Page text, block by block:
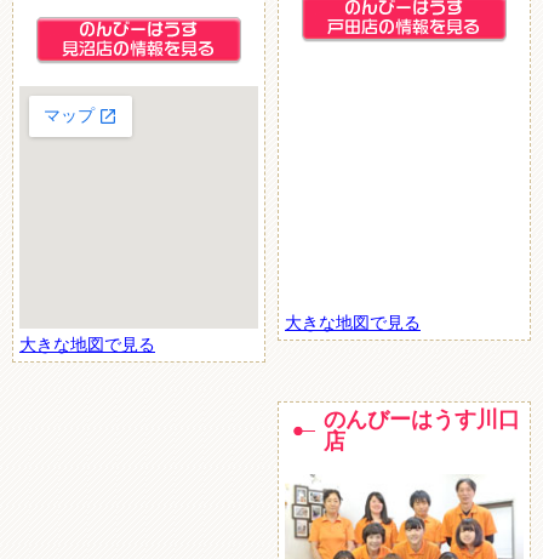
大きな地図で見る
大きな地図で見る
のんびーはうす川口
店